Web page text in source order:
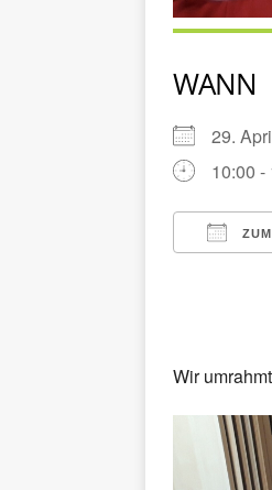
WANN
29.
10:00 -
Wir